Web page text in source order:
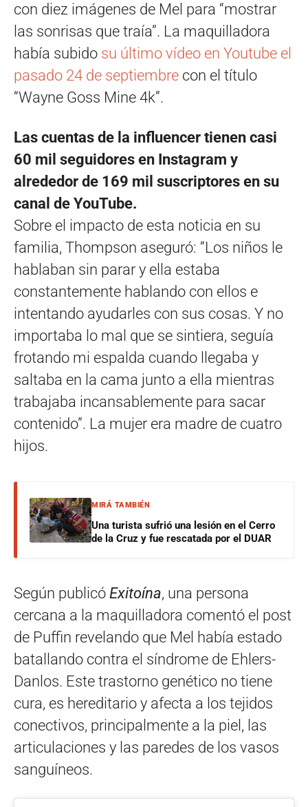
con diez imágenes de Mel para “mostrar
las sonrisas que traía”. La maquilladora
había subido su último vídeo en Youtube el
pasado 24 de septiembre con el título
“Wayne Goss Mine 4k”.
Las cuentas de la influencer tienen casi
60 mil seguidores en Instagram y
alrededor de 169 mil suscriptores en su
canal de YouTube.
Sobre el impacto de esta noticia en su
familia, Thompson aseguró: “Los niños le
hablaban sin parar y ella estaba
constantemente hablando con ellos e
intentando ayudarles con sus cosas. Y no
importaba lo mal que se sintiera, seguía
frotando mi espalda cuando llegaba y
saltaba en la cama junto a ella mientras
trabajaba incansablemente para sacar
contenido”. La mujer era madre de cuatro
hijos.
MIRÁ TAMBIÉN
Una turista sufrió una lesión en el Cerro
de la Cruz y fue rescatada por el DUAR
Según publicó Exitoína, una persona
cercana a la maquilladora comentó el post
de Puffin revelando que Mel había estado
batallando contra el síndrome de Ehlers-
Danlos. Este trastorno genético no tiene
cura, es hereditario y afecta a los tejidos
conectivos, principalmente a la piel, las
articulaciones y las paredes de los vasos
sanguíneos.